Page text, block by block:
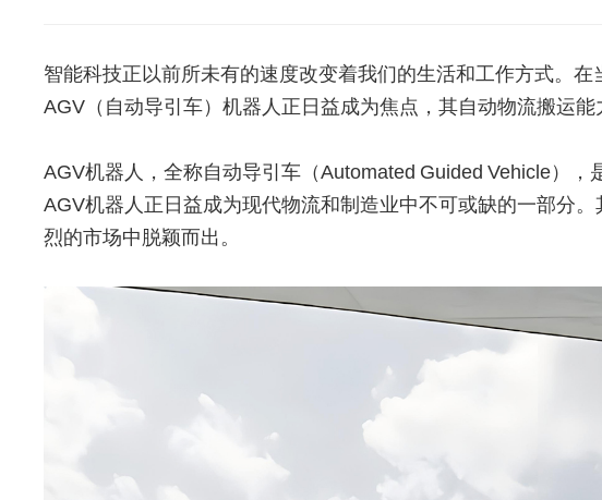
智能科技正以前所未有的速度改变着我们的生活和工作方式。
AGV（自动导引车）机器人正日益成为焦点，其自动物流搬运能
AGV机器人，全称自动导引车（Automated Guided Vehicle）
AGV机器人正日益成为现代物流和制造业中不可或缺的一部分
烈的市场中脱颖而出。